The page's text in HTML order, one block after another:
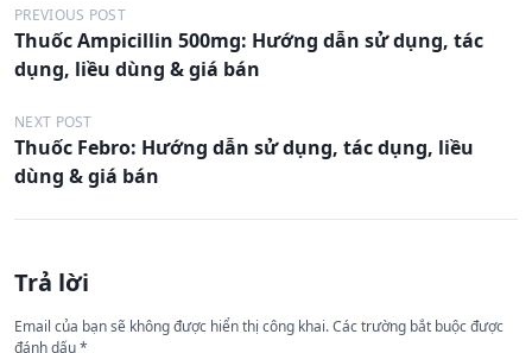
Đ
i
u
h
n
b
PREVIOUS POST
Thuốc Ampicillin 500mg: Hướng dẫn sử dụng, tác
dụng, liều dùng & giá bán
NEXT POST
Thuốc Febro: Hướng dẫn sử dụng, tác dụng, liều
dùng & giá bán
Trả lời
Email của bạn sẽ không được hiển thị công khai.Các trường bắt buộc được
đánh dấu*